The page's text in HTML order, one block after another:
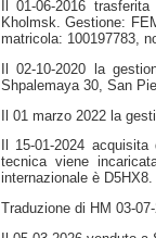
Il 01-06-2016
Kholmsk. Gestione:
matricola: 100197783,
Il 02-10-2020 la
Shpalemaya 30, San
Il 01 marzo 2022 la
Il 15-01-2024
tecnica viene
internazionale è
Traduzione di HM 03-